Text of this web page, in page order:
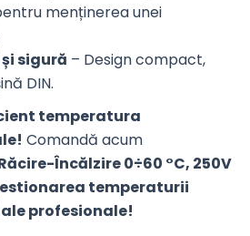
menținerea unei
sigură – Design compact,
DIN.
temperatura
Comandă acum
Încălzire 0÷60 °C, 250V
temperaturii
profesionale!